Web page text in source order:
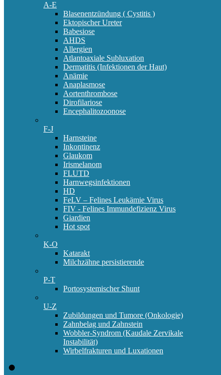
A-E
Blasenentzündung ( Cystitis )
Ektopischer Ureter
Babesiose
AHDS
Allergien
Atlantoaxiale Subluxation
Dermatitis (Infektionen der Haut)
Anämie
Anaplasmose
Aortenthrombose
Dirofilariose
Encephalitozoonose
F-J
Harnsteine
Inkontinenz
Glaukom
Irismelanom
FLUTD
Harnwegsinfektionen
HD
FeLV – Felines Leukämie Virus
FIV - Felines Immundefizienz Virus
Giardien
Hot spot
K-O
Katarakt
Milchzähne persistierende
P-T
Portosystemischer Shunt
U-Z
Zubildungen und Tumore (Onkologie)
Zahnbelag und Zahnstein
Wobbler-Syndrom (Kaudale Zervikale
Instabilität)
Wirbelfrakturen und Luxationen